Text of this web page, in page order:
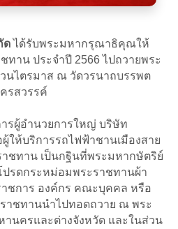
ดได้รับพระมหากรุณาธิคุณให้
าน ประจำปี 2566 ไปถวายพระ
นไตรมาส ณ วัดวรนาถบรรพต
รสวรรค์
รผู้อำนวยการใหญ่ บริษัท
ให้บริการรถไฟฟ้าชานเมืองสาย
าชทาน เป็นกฐินที่พระมหากษัตริย์
รดกระหม่อมพระราชทานผ้า
ชการ องค์กร คณะบุคคล หรือ
าชทานนำไปทอดถวาย ณ พระ
านครและต่างจังหวัด และในส่วน